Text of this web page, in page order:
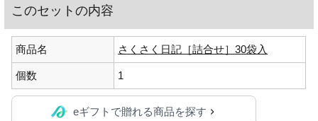
このセットの内容
商品名 さくさく日記［詰合せ］30袋入
個数 1
eギフトで贈れる商品を探す